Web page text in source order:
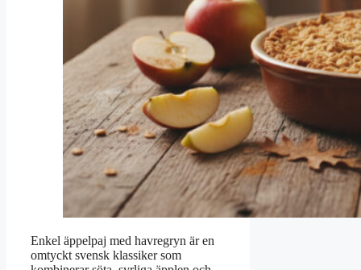
Enkel äppelpaj med havregryn är en
omtyckt svensk klassiker som